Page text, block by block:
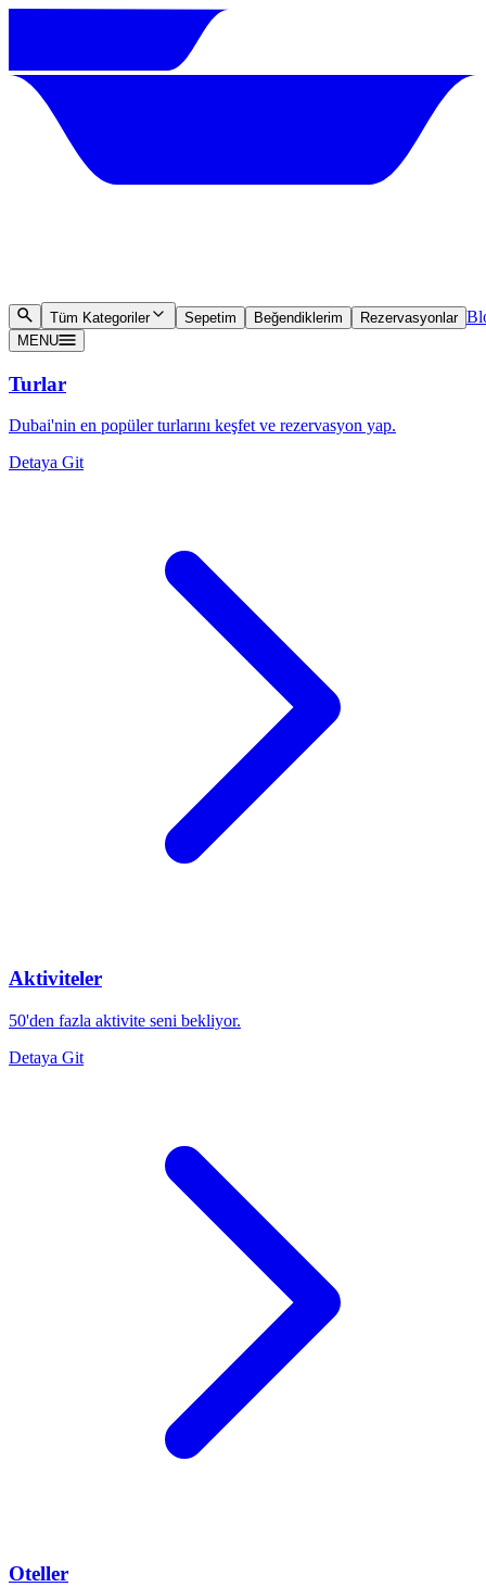
Tüm Kategoriler Sepetim Beğendiklerim Rezervasyonlar
MENU
Turlar
Dubai'nin en popüler turlarını keşfet ve rezervasyon yap.
Detaya Git
Aktiviteler
50'den fazla aktivite seni bekliyor.
Detaya Git
Oteller